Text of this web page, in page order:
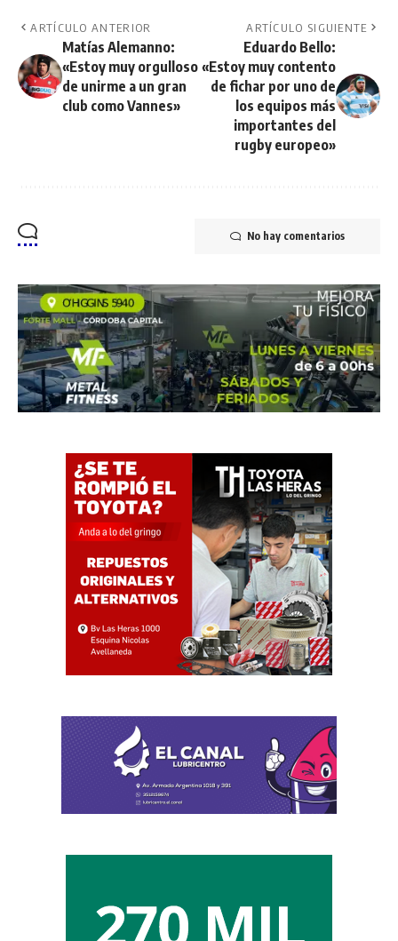
ARTÍCULO ANTERIOR
Matías Alemanno:
«Estoy muy orgulloso
de unirme a un gran
club como Vannes»
ARTÍCULO SIGUIENTE
Eduardo Bello:
«Estoy muy contento
de fichar por uno de
los equipos más
importantes del
rugby europeo»
No hay comentarios